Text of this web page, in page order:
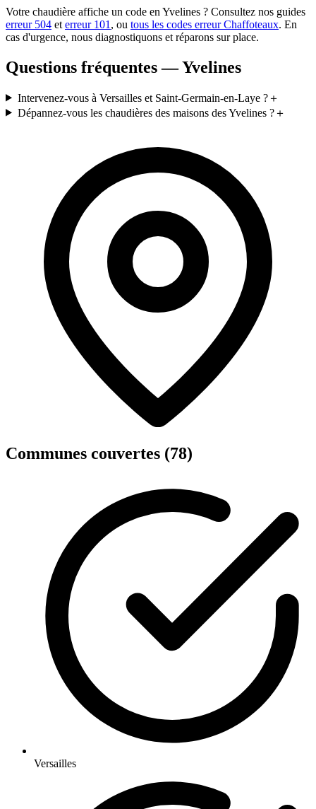
Votre chaudière affiche un code en Yvelines ? Consultez nos guides
erreur 504 et erreur 101 , ou tous les codes erreur Chaffoteaux. En
cas d'urgence, nous diagnostiquons et réparons sur place.
Questions fréquentes — Yvelines
Intervenez-vous à Versailles et Saint-Germain-en-Laye ?＋
Dépannez-vous les chaudières des maisons des Yvelines ?＋
Communes couvertes (78)
Versailles